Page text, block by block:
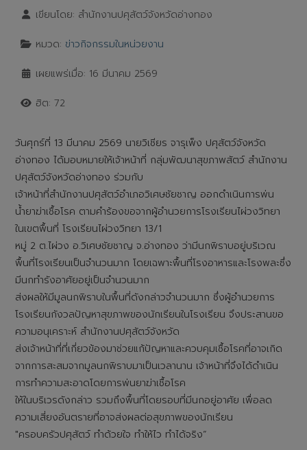
เขียนโดย: สำนักงานปศุสัตว์จังหวัดอ่างทอง
หมวด: ข่าวกิจกรรมในหน่วยงาน
เผยแพร่เมื่อ: 16 มีนาคม 2569
ฮิต: 72
วันศุกร์ที่ 13 มีนาคม 2569 นายวิเชียร จารุเพ็ง ปศุสัตว์จังหวัด
อ่างทอง ได้มอบหมายให้เจ้าหน้าที่ กลุ่มพัฒนาสุขภาพสัตว์ สำนักงาน
ปศุสัตว์จังหวัดอ่างทอง ร่วมกับ
เจ้าหน้าที่สำนักงานปศุสัตว์อำเภอวิเศษชัยชาญ ออกดำเนินการพ่น
น้ำยาฆ่าเชื้อโรค ตามคำร้องขอจากผู้อำนวยการโรงเรียนไผ่วงวิทยา
ในเขตพื้นที่ โรงเรียนไผ่วงวิทยา 13/1
หมู่ 2 ต.ไผ่วง อ.วิเศษชัยชาญ จ.อ่างทอง ว่ามีนกพิราบอยู่บริเวณ
พื้นที่โรงเรียนเป็นจำนวนมาก โดยเฉพาะพื้นที่โรงอาหารและโรงพละซึ่ง
มีนกทำรังอาศัยอยู่เป็นจำนวนมาก
ส่งผลให้มีมูลนกพิราบในพื้นที่ดังกล่าวจำนวนมาก ซึ่งผู้อำนวยการ
โรงเรียนกังวลปัญหาสุขภาพของนักเรียนในโรงเรียน จึงประสานขอ
ความอนุเคราะห์ สำนักงานปศุสัตว์จังหวัด
ส่งเจ้าหน้าที่ที่เกี่ยวข้องมาช่วยแก้ปัญหาและควบคุมเชื้อโรคที่อาจเกิด
จากการสะสมจากมูลนกพิราบมาเป็นเวลานาน เจ้าหน้าที่จึงได้ดำเนิน
การทำความสะอาดโดยการพ่นยาฆ่าเชื้อโรค
ให้ในบริเวรดังกล่าว รวมถึงพื้นที่โดยรอบที่มีนกอยู่อาศัย เพื่อลด
ความเสี่ยงอันตรายที่อาจส่งผลต่อสุขภาพของนักเรียน
"ครอบครัวปศุสัตว์ ทำด้วยใจ ทำให้ไว ทำได้จริง“